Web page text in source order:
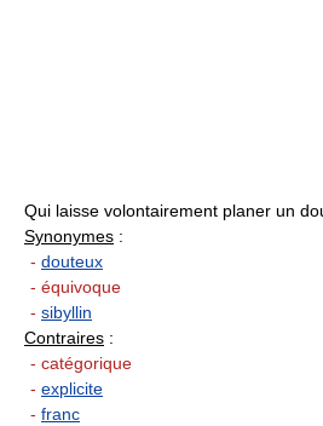
Qui laisse volontairement planer un
Synonymes :
- douteux
- équivoque
- sibyllin
Contraires :
- catégorique
- explicite
- franc